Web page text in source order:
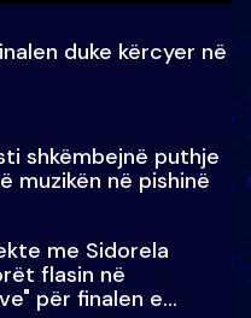
duke kërcyer në
shkëmbejnë puthje
muzikën në pishinë
me Sidorela
flasin në
për finalen e